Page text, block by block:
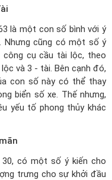
là một con số bình với ý
Nhưng cũng có một số ý
cụ cầu tài lộc, theo
và 3 - tài. Bên cạnh đó,
con số này có thể thay
biển số xe. Thế nhưng,
yếu tố phong thủy khác
có một số ý kiến cho
trưng cho sự khởi đầu